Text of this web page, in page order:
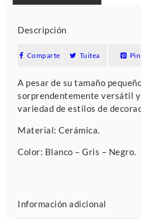
Descripción
Comparte Tuitea Pin
A pesar de su tamaño
sorprendentemente versátil y
variedad de estilos de
Material: Cerámica.
Color: Blanco – Gris – Negro.
Información adicional